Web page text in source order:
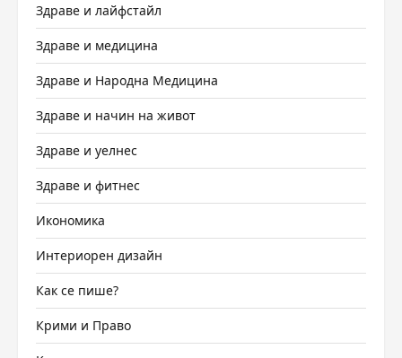
Здраве и лайфстайл
Здраве и медицина
Здраве и Народна Медицина
Здраве и начин на живот
Здраве и уелнес
Здраве и фитнес
Икономика
Интериорен дизайн
Как се пише?
Крими и Право